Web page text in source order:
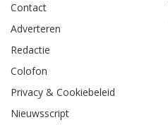
Contact
Adverteren
Redactie
Colofon
Privacy & Cookiebeleid
Nieuwsscript